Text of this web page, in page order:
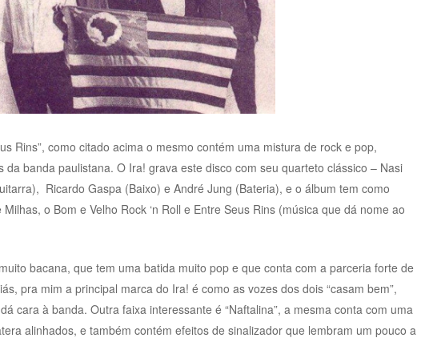
Rins”, como citado acima o mesmo contém uma mistura de rock e pop,
da banda paulistana. O Ira! grava este disco com seu quarteto clássico – Nasi
Ricardo Gaspa (Baixo) e André Jung (Bateria), e o álbum tem como
o Bom e Velho Rock ‘n Roll e Entre Seus Rins (música que dá nome ao
bacana, que tem uma batida muito pop e que conta com a parceria forte de
pra mim a principal marca do Ira! é como as vozes dos dois “casam bem”,
cara à banda. Outra faixa interessante é “Naftalina”, a mesma conta com uma
alinhados, e também contém efeitos de sinalizador que lembram um pouco a